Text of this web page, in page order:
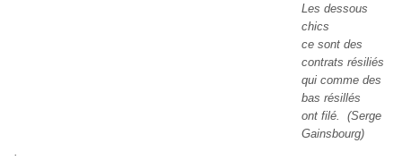
Les dessous
chics
ce sont des
contrats résiliés
qui comme des
bas résillés
ont filé.
(Serge
Gainsbourg)
.